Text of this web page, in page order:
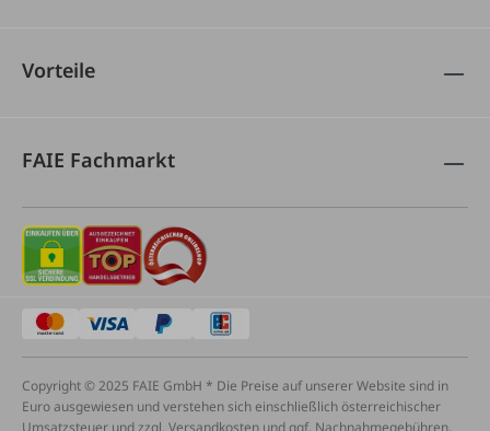
Vorteile
FAIE Fachmarkt
Copyright © 2025 FAIE GmbH * Die Preise auf unserer Website sind in
Euro ausgewiesen und verstehen sich einschließlich österreichischer